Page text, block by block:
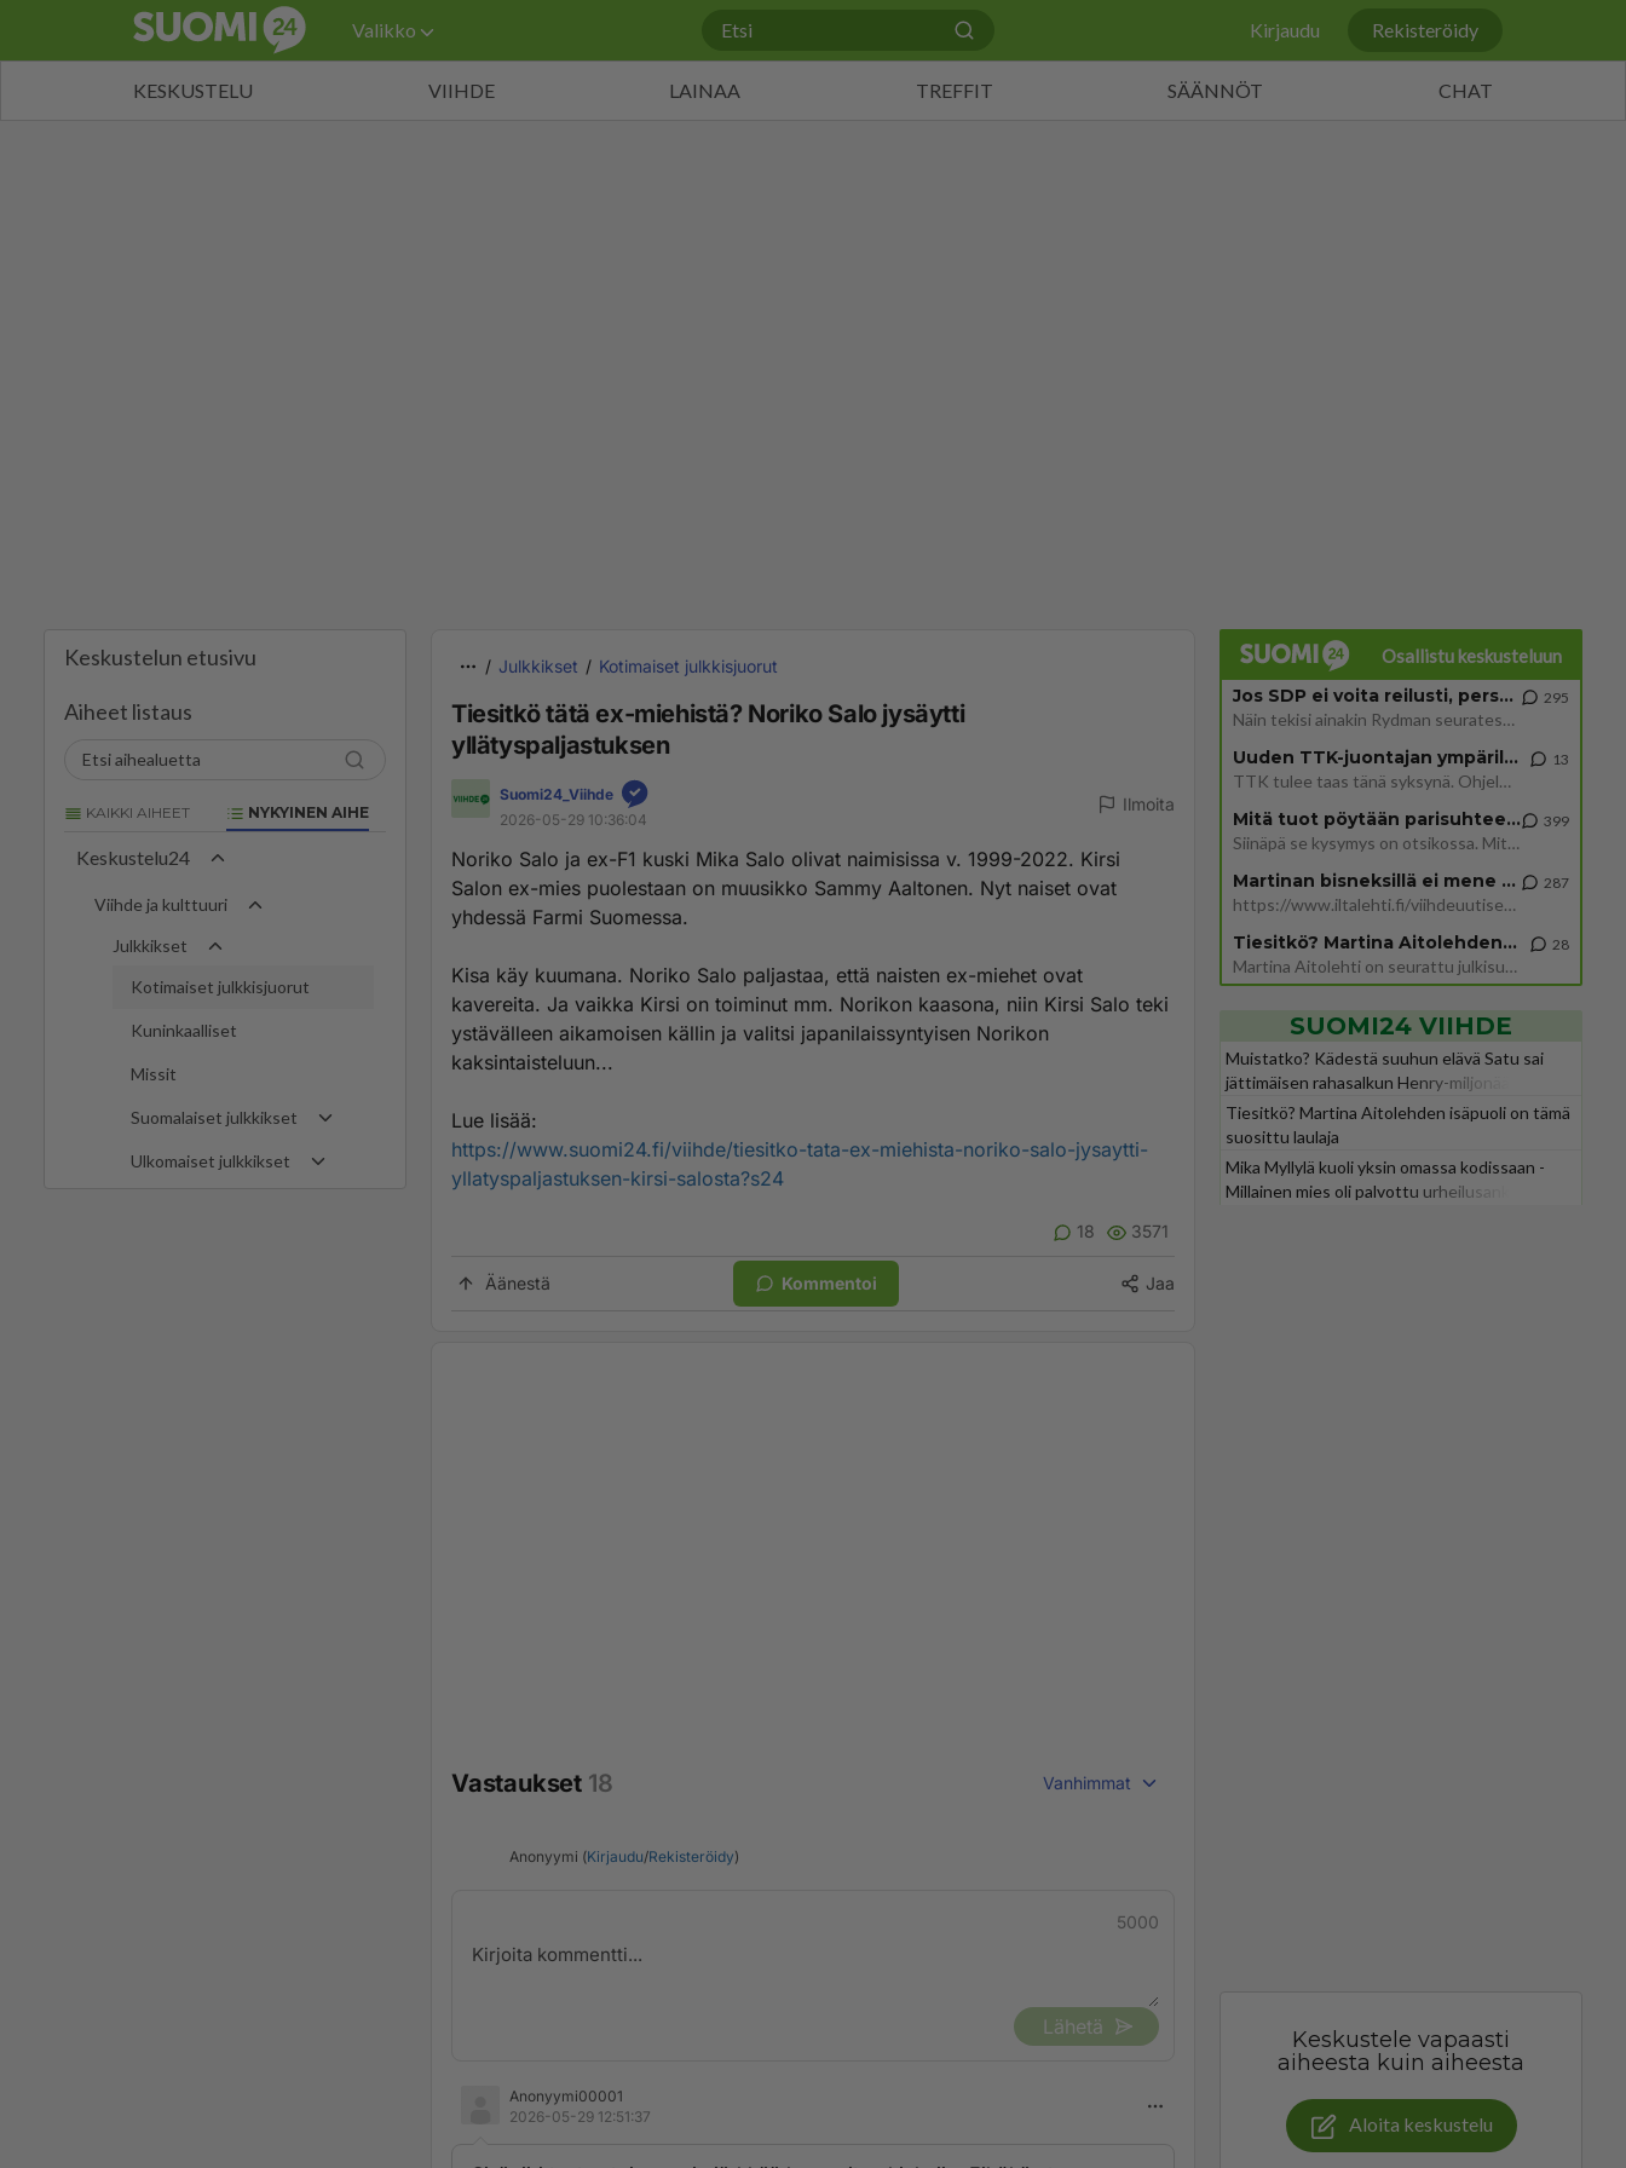
Valikko Kirjaudu Rekisteröidy
KESKUSTELU VIIHDE LAINAA TREFFIT SÄÄNNÖT CHAT
Keskustelun etusivu
Aiheet listaus
KAIKKI AIHEET NYKYINEN AIHE
Keskustelu24
Viihde ja kulttuuri
Julkkikset
Kotimaiset julkkisjuorut
Kuninkaalliset
Missit
Suomalaiset julkkikset
Ulkomaiset julkkikset
Julkkikset Kotimaiset julkkisjuorut
Tiesitkö tätä ex-miehistä? Noriko Salo jysäytti
yllätyspaljastuksen
Suomi24_Viihde
2026-05-29 10:36:04
Ilmoita
Noriko Salo ja ex-F1 kuski Mika Salo olivat naimisissa v. 1999-2022. Kirsi
Salon ex-mies puolestaan on muusikko Sammy Aaltonen. Nyt naiset ovat
yhdessä Farmi Suomessa.
Kisa käy kuumana. Noriko Salo paljastaa, että naisten ex-miehet ovat
kavereita. Ja vaikka Kirsi on toiminut mm. Norikon kaasona, niin Kirsi Salo teki
ystävälleen aikamoisen källin ja valitsi japanilaissyntyisen Norikon
kaksintaisteluun...
Lue lisää:
https://www.suomi24.fi/viihde/tiesitko-tata-ex-miehista-noriko-salo-jysaytti-
yllatyspaljastuksen-kirsi-salosta?s24
18 3571
Äänestä Kommentoi Jaa
Vastaukset 18 Vanhimmat
Anonyymi (Kirjaudu/Rekisteröidy)
5000
Lähetä
Anonyymi00001
2026-05-29 12:51:37
Osallistu keskusteluun
Jos SDP ei voita reilusti, persut kumoavat demokratian Suomesta
Näin tekisi ainakin Rydman seuratessaan idolinsa Trumpin mallia https://www.is.fi/politiikka/art-2000012187244.html
295
Uuden TTK-juontajan ympärillä epätietoisuus sakenee - Nyt MTV hämmentää soppaa
TTK tulee taas tänä syksynä. Ohjelman uudet tähtioppilaat julkistetaan torstaina 6. elokuuta klo 14 alkavassa lehdistö
13
Mitä tuot pöytään parisuhteessa?
Siinäpä se kysymys on otsikossa. Mitäpä siis tuot/toisit pöytään parisuhteessa? Oletko mies vai nainen? Koetko sen mitä
399
Martinan bisneksillä ei mene hyvin
https://www.iltalehti.fi/viihdeuutiset/a/c46da6ab-340f-4790-aaa7-0865eed2336 Yrityksen konkurssihakemus on tullut kärä
287
Tiesitkö? Martina Aitolehden isäpuoli on tämä suosittu laulaja
Martina Aitolehti on seurattu julkisuuden henkilö. Lähipiiriin mahtuu muitakin tunnettuja henkilöitä. Tiesitkö, että Ma
28
SUOMI24 VIIHDE
Muistatko? Kädestä suuhun elävä Satu sai
jättimäisen rahasalkun Henry-miljonääriltä
Tiesitkö? Martina Aitolehden isäpuoli on tämä
suosittu laulaja
Mika Myllylä kuoli yksin omassa kodissaan -
Millainen mies oli palvottu urheilusankari?
Keskustele vapaasti
aiheesta kuin aiheesta
Aloita keskustelu